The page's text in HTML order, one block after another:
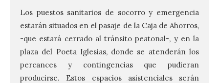
Los puestos sanitarios de socorro y emergencia
estarán situados en el pasaje de la Caja de Ahorros,
-que estará cerrado al tránsito peatonal-, y en la
plaza del Poeta Iglesias, donde se atenderán los
percances y contingencias que pudieran
producirse. Estos espacios asistenciales serán